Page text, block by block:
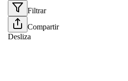
Filtrar
Compartir
Desliza